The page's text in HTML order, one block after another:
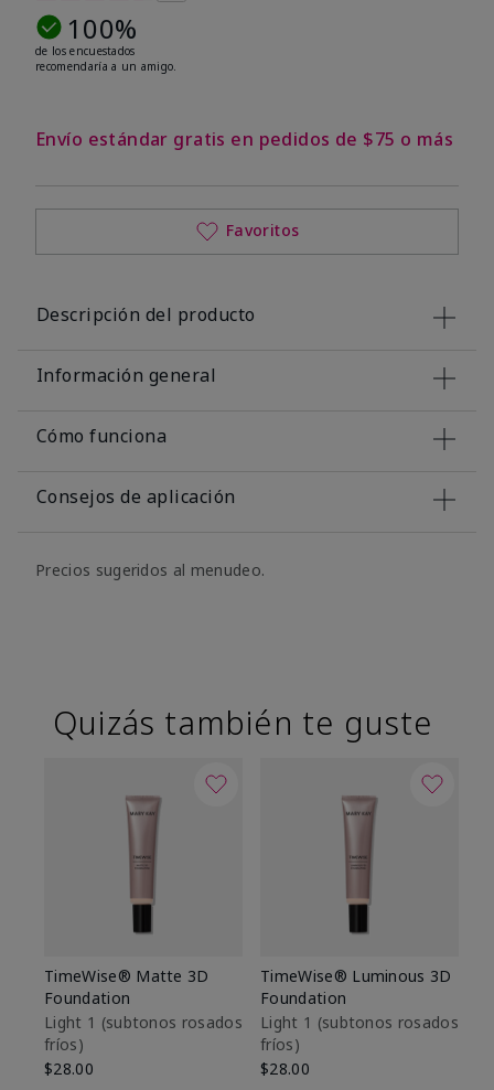
100%
de los encuestados
recomendaría a un amigo.
Envío estándar gratis en pedidos de $75 o más
Favoritos
Descripción del producto
Información general
Cómo funciona
Consejos de aplicación
Precios sugeridos al menudeo.
Quizás también te guste
TimeWise® Matte 3D
Foundation
Light 1​ (subtonos rosados
fríos)
$28.00
TimeWise® Luminous 3D
Foundation
Light 1​ (subtonos rosados
fríos)
$28.00